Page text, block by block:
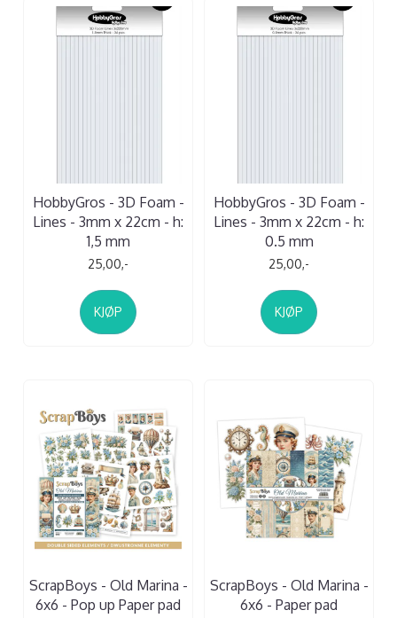
HobbyGros - 3D Foam -
Lines - 3mm x 22cm - h:
1,5 mm
25,00,-
KJØP
HobbyGros - 3D Foam -
Lines - 3mm x 22cm - h:
0.5 mm
25,00,-
KJØP
ScrapBoys - Old Marina -
6x6 - Pop up Paper pad
ScrapBoys - Old Marina -
6x6 - Paper pad